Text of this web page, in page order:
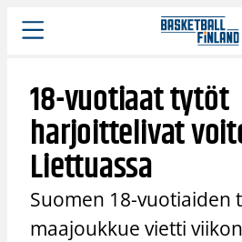
Siirry
sisältöön
18-vuotiaat tytöt
harjoittelivat
Liettuassa
Suomen 18-vuotiaiden
maajoukkue vietti